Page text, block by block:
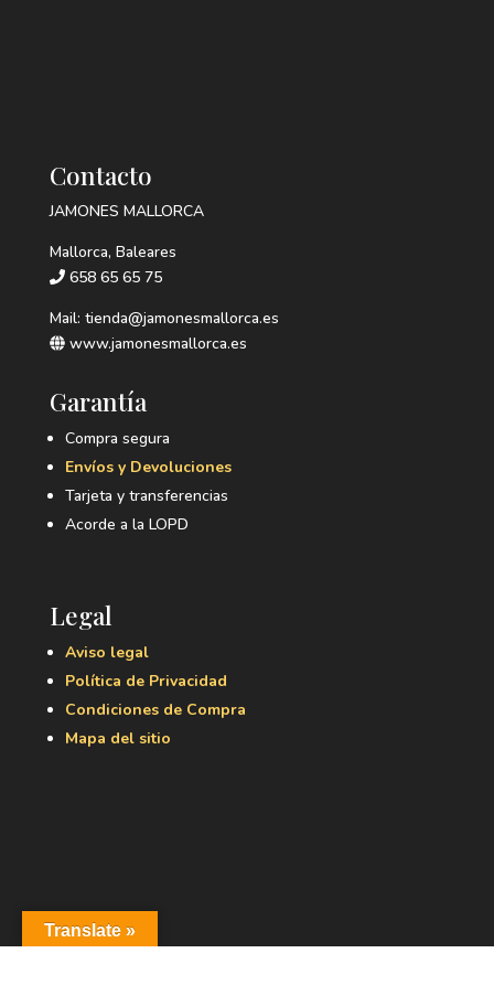
Contacto
JAMONES MALLORCA
Mallorca, Baleares
658 65 65 75
Mail: tienda@jamonesmallorca.es
www.jamonesmallorca.es
Garantía
Compra segura
Envíos y Devoluciones
Tarjeta y transferencias
Acorde a la LOPD
Legal
Aviso legal
Política de Privacidad
Condiciones de Compra
Mapa del sitio
Translate »